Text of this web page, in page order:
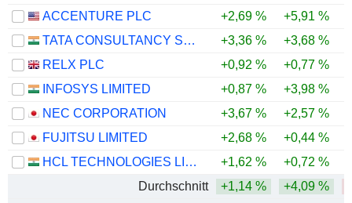
ACCENTURE PLC
+2,69 % +5,91 %
TATA CONSULTANCY SERVICES LTD.
+3,36 % +3,68 %
RELX PLC
+0,92 % +0,77 %
INFOSYS LIMITED
+0,87 % +3,98 %
NEC CORPORATION
+3,67 % +2,57 %
FUJITSU LIMITED
+2,68 % +0,44 %
HCL TECHNOLOGIES LIMITED
+1,62 % +0,72 %
Durchschnitt
+1,14 % +4,09 %